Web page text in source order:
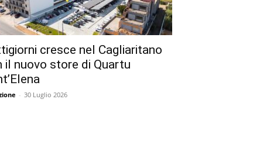
cresce nel Cagliaritano
il nuovo store di Quartu
- 30 Luglio 2026